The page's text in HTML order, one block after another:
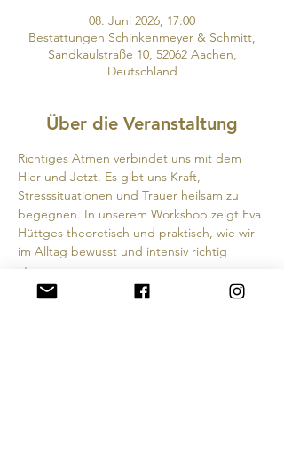
08. Juni 2026, 17:00
Bestattungen Schinkenmeyer & Schmitt,
Sandkaulstraße 10, 52062 Aachen,
Deutschland
Über die Veranstaltung
Richtiges Atmen verbindet uns mit dem
Hier und Jetzt. Es gibt uns Kraft,
Stresssituationen und Trauer heilsam zu
begegnen. In unserem Workshop zeigt Eva
Hüttges theoretisch und praktisch, wie wir
im Alltag bewusst und intensiv richtig
atmen.